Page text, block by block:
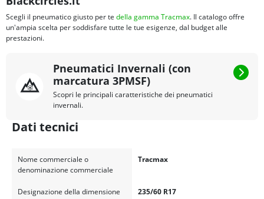
Scegli il pneumatico giusto per te della gamma Tracmax. Il catalogo offre
un'ampia scelta per soddisfare tutte le tue esigenze, dal budget alle
prestazioni.
Pneumatici Invernali (con
marcatura 3PMSF)
Scopri le principali caratteristiche dei pneumatici
invernali.
Dati tecnici
Nome commerciale o
denominazione commerciale
Tracmax
Designazione della dimensione
235/60 R17